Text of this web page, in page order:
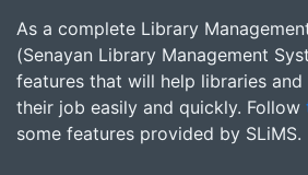
As a complete Library
(Senayan Library Management
features that will help libraries
their job easily and quickly. Follow
some features provided by SLiMS.